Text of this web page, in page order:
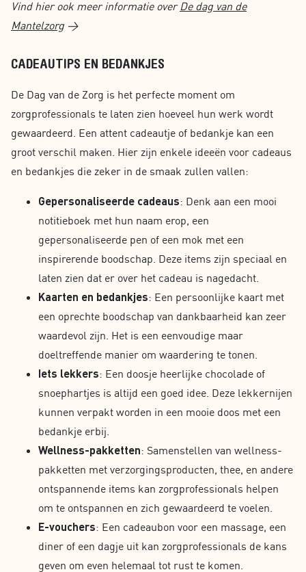
Vind hier ook meer informatie over De dag van de
Mantelzorg >
CADEAUTIPS EN BEDANKJES
De Dag van de Zorg is het perfecte moment om
zorgprofessionals te laten zien hoeveel hun werk wordt
gewaardeerd. Een attent cadeautje of bedankje kan een
groot verschil maken. Hier zijn enkele ideeën voor cadeaus
en bedankjes die zeker in de smaak zullen vallen:
Gepersonaliseerde cadeaus: Denk aan een mooi
notitieboek met hun naam erop, een
gepersonaliseerde pen of een mok met een
inspirerende boodschap. Deze items zijn speciaal en
laten zien dat er over het cadeau is nagedacht.
Kaarten en bedankjes: Een persoonlijke kaart met
een oprechte boodschap van dankbaarheid kan zeer
waardevol zijn. Het is een eenvoudige maar
doeltreffende manier om waardering te tonen.
Iets lekkers: Een doosje heerlijke chocolade of
snoephartjes is altijd een goed idee. Deze lekkernijen
kunnen verpakt worden in een mooie doos met een
bedankje erbij.
Wellness-pakketten: Samenstellen van wellness-
pakketten met verzorgingsproducten, thee, en andere
ontspannende items kan zorgprofessionals helpen
om te ontspannen en zich gewaardeerd te voelen.
E-vouchers: Een cadeaubon voor een massage, een
diner of een dagje uit kan zorgprofessionals de kans
geven om even helemaal tot rust te komen.